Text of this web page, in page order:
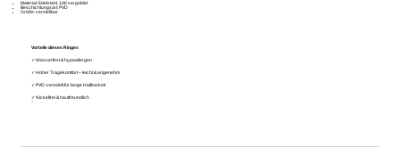
Material: Edelstahl, 14K vergoldet
Beschichtungsart: PVD
Größe: verstellbar
Vorteile dieses Ringes
✓ Wasserfest & hypoallergen
✓ Hoher Tragekomfort – leicht & angenehm
✓ PVD-veredelt für lange Haltbarkeit
✓ Nickelfrei & hautfreundlich